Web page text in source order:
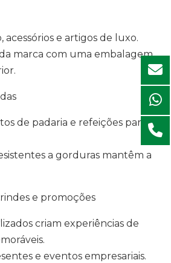
acessórios e artigos de luxo.
marca com uma embalagem
de padaria e refeições para
a gorduras mantêm a
e promoções
criam experiências de
e eventos empresariais.